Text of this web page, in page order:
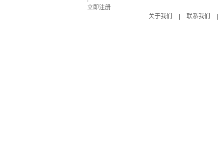
立即注册
关于我们
联系我们